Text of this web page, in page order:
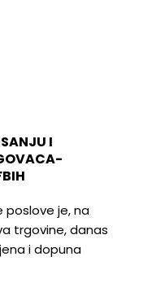
I
poslove je, na
trgovine, danas
i dopuna